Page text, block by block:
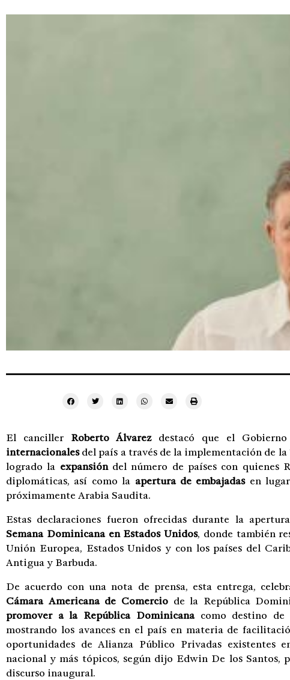
El canciller Roberto Álvarezdestacó que el
internacionalesdel país a través de la implementación de la
logrado la expansióndel número de países con quienes
diplomáticas, así como la apertura de embajadasen
próximamente Arabia Saudita.
Estas declaraciones fueron ofrecidas durante la
Semana Dominicana en Estados Unidos, donde también
Unión Europea, Estados Unidos y con los países del
Antigua y Barbuda.
De acuerdo con una nota de prensa, esta entrega,
Cámara Americana de Comercio de la República
promover a la República Dominicanacomo destino de
mostrando los avances en el país en materia de
oportunidades de Alianza Público Privadas existentes
nacional y más tópicos, según dijo Edwin De los Santos,
discurso inaugural.